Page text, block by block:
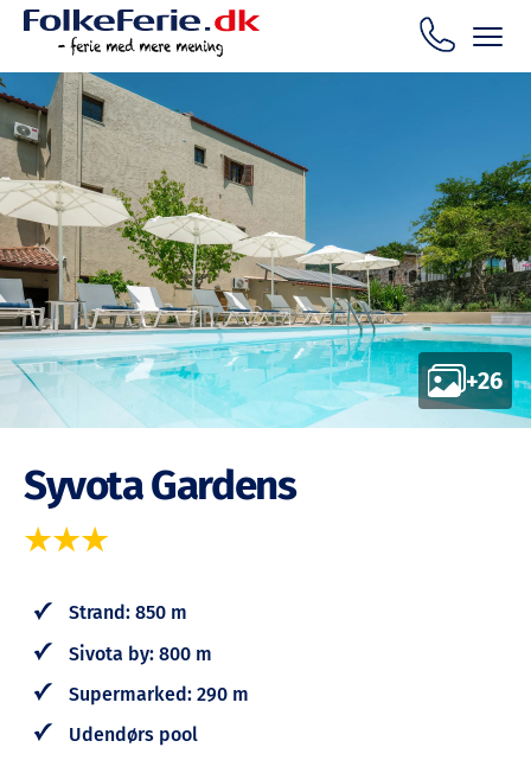
+26
Syvota Gardens
Strand: 850 m
Sivota by: 800 m
Supermarked: 290 m
Udendørs pool